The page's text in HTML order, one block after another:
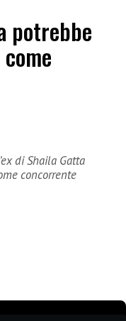
potrebbe
di Shaila Gatta
concorrente